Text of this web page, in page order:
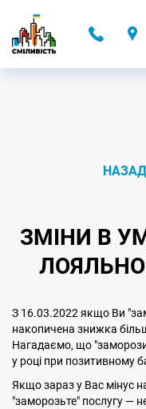
ЗМІНИ В
З 16.03.2022 якщо Ви
накопичена знижка
Нагадаємо, що
у році при позитивному
Якщо зараз у Вас мінус
"заморозьте" послугу —